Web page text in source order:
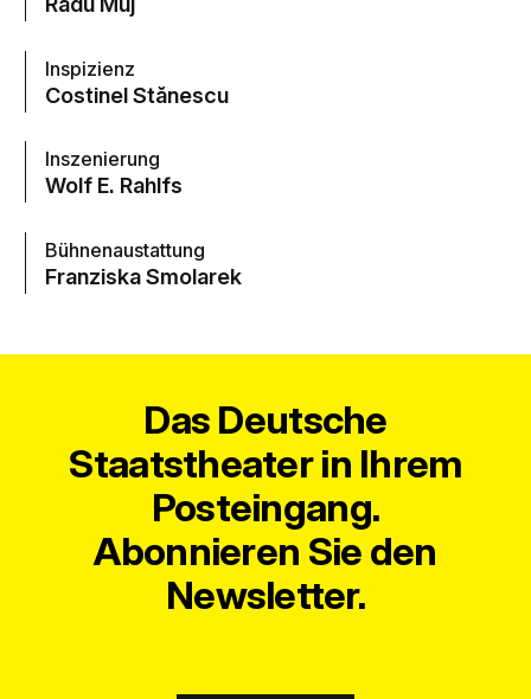
Inspizienz
Costinel Stănescu
Inszenierung
Wolf E. Rahlfs
Bühnenaustattung
Franziska Smolarek
Das Deutsche
Staatstheater in Ihrem
Posteingang.
Abonnieren Sie den
Newsletter.